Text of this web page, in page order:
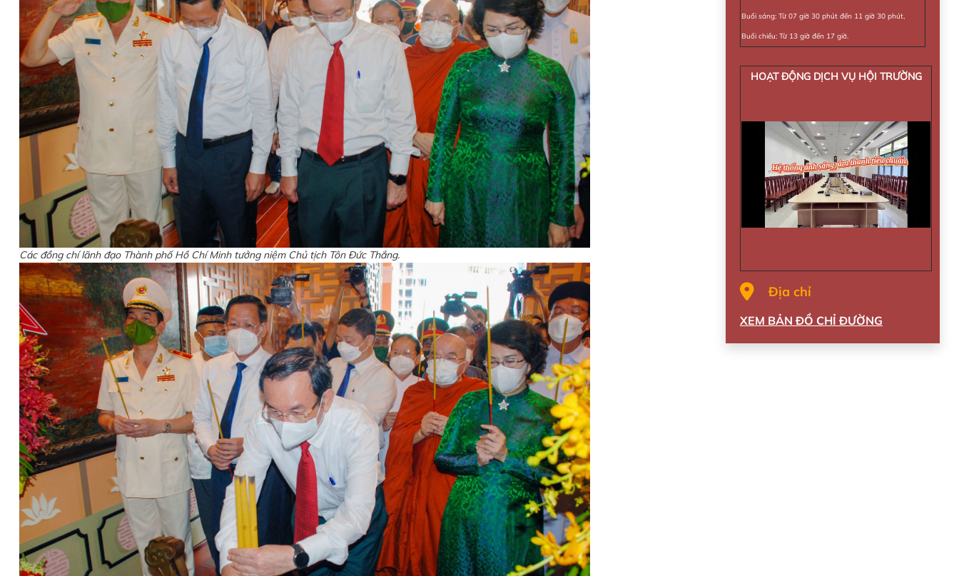
Các đồng chí lãnh đạo Thành phố Hồ Chí Minh tưởng niệm Chủ tịch Tôn Đức Thắng.
Buổi sáng: Từ 07 giờ 30 phút đến 11 giờ 30 phút,
Buổi chiều: Từ 13 giờ đến 17 giờ.
HOẠT ĐỘNG DỊCH VỤ HỘI TRƯỜNG
Địa chỉ
XEM BẢN ĐỒ CHỈ ĐƯỜNG